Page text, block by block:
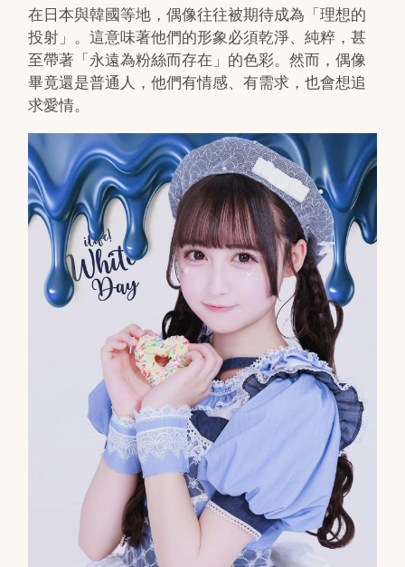
在日本與韓國等地，偶像往往被期待成為「理想的
投射」。這意味著他們的形象必須乾淨、純粹，甚
至帶著「永遠為粉絲而存在」的色彩。然而，偶像
畢竟還是普通人，他們有情感、有需求，也會想追
求愛情。